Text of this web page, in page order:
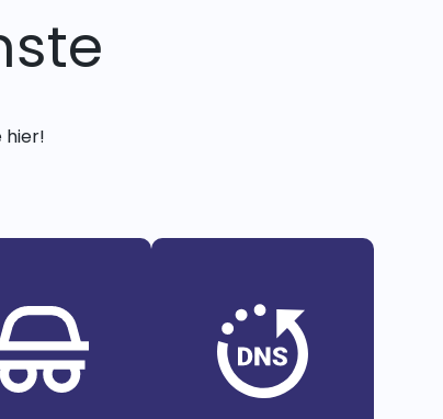
hier!